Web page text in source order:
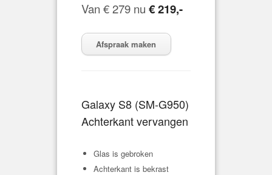
Van € 279 nu €219,-
Afspraak maken
Galaxy S8 (SM-G950)
Achterkant vervangen
Glas is gebroken
Achterkant is bekrast